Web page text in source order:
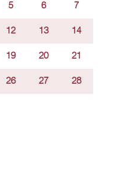
5 6 7
12 13 14
19 20 21
26 27 28